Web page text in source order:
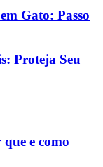
Gato: Passo
Proteja Seu
e como